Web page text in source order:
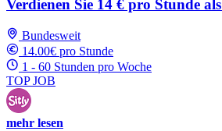
Verdienen Sie 14 € pro Stunde
Bundesweit
14.00€ pro Stunde
1 - 60 Stunden pro Woche
TOP JOB
mehr lesen